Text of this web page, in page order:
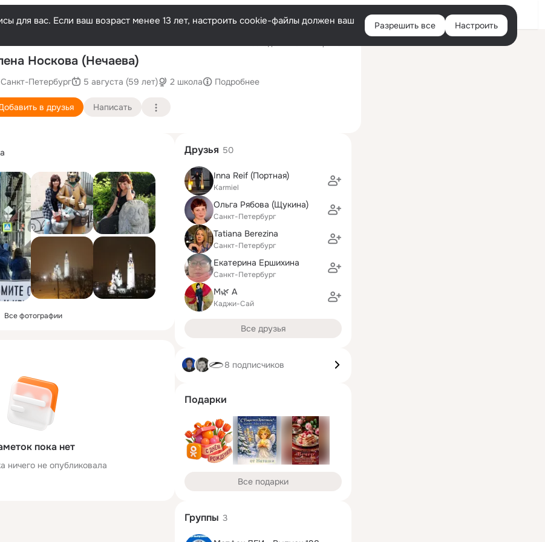
Войти
для вас. Если ваш возраст менее 13 лет, настроить cookie-файлы должен ваш
Разрешить все Настроить
Носкова (Нечаева)
Санкт-Петербург 5 августа (59 лет) 2 школа Подробнее
в друзья Написать
Все фотографии
пока нет
ничего не опубликовала
Друзья 50
Inna Reif (Портная)
Karmiel
Ольга Рябова (Щукина)
Санкт-Петербург
Tatiana Berezina
Санкт-Петербург
Екатерина Ершихина
Санкт-Петербург
М🌿 А
Каджи-Сай
Все друзья
8 подписчиков
Подарки
Все подарки
Группы 3